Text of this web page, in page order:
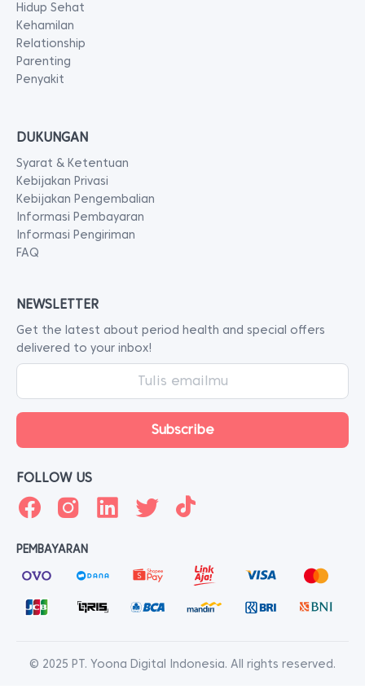
Hidup Sehat
Kehamilan
Relationship
Parenting
Penyakit
DUKUNGAN
Syarat & Ketentuan
Kebijakan Privasi
Kebijakan Pengembalian
Informasi Pembayaran
Informasi Pengiriman
FAQ
NEWSLETTER
Get the latest about period health and special offers
delivered to your inbox!
FOLLOW US
PEMBAYARAN
© 2025 PT. Yoona Digital Indonesia. All rights reserved.